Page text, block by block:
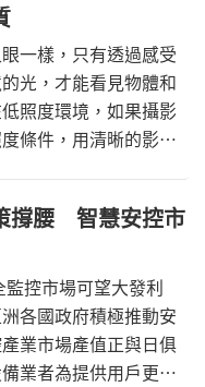
一樣，只有透過感受
光，才能看見物體和
照度環境，如果攝影
條件，用清晰的影像
撐腰 智慧安控市
控市場可望大發利
各國政府積極推動安
業市場產值正與日俱
業者為提供用戶更佳